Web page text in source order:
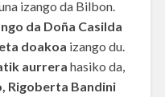
izango da Bilbon.
da Doña Casilda
doakoa izango du.
aurrera hasiko da,
Rigoberta Bandini